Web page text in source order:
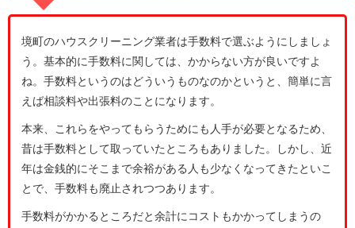
境町のハウスクリーニング業者は手数料で選ぶようにしましょ
う。基本的に手数料に関しては、かからない方が良いですよ
ね。手数料というのはどういうものなのかというと、簡単に言
えば相談料や出張料のことになります。
本来、これらをやってもらうためにも人手が必要となるため、
昔は手数料として取っていたところもありました。しかし、近
年は金銭的にそこまで余裕がある人も少なくなってきたといこ
とで、手数料も廃止されつつあります。
手数料がかかるところだと余計にコストもかかってしまうの